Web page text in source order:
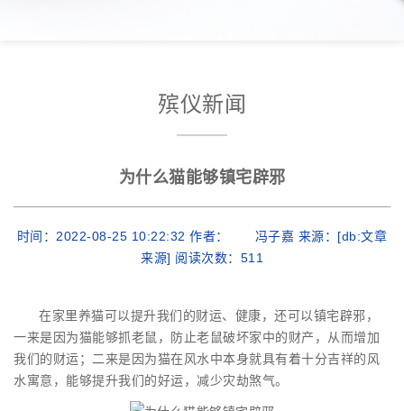
殡仪新闻
为什么猫能够镇宅辟邪
时间：2022-08-25 10:22:32 作者： 冯子嘉 来源：[db:文章
来源] 阅读次数： 511
在家里养猫可以提升我们的财运、健康，还可以镇宅辟邪，
一来是因为猫能够抓老鼠，防止老鼠破坏家中的财产，从而增加
我们的财运；二来是因为猫在风水中本身就具有着十分吉祥的风
水寓意，能够提升我们的好运，减少灾劫煞气。